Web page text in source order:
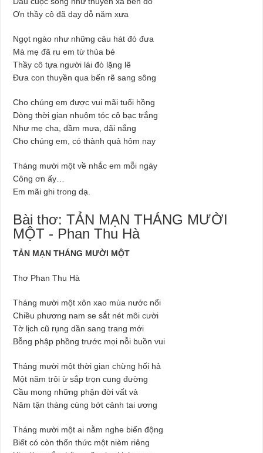
Ơn thầy cô đã dạy dỗ năm xưa
Ngọt ngào như những câu hát đò đưa
Mà mẹ đã ru em từ thủa bé
Thầy cô tựa người lái đò lặng lẽ
Đưa con thuyền qua bến rẽ sang sông
Cho chúng em được vui mãi tuổi hồng
Dòng thời gian nhuộm tóc cô bạc trắng
Như mẹ cha, dầm mưa, dãi nắng
Cho chúng em, có thành quả hôm nay
Tháng mười một về nhắc em mỗi ngày
Công ơn ấy…
Em mãi ghi trong dạ.
Bài thơ: TẢN MẠN THÁNG MƯỜI
MỘT - Phan Thu Hà
TẢN MẠN THÁNG MƯỜI MỘT
Thơ Phan Thu Hà
Tháng mười một xôn xao mùa nước nổi
Chiều phương nam se sắt nét môi cười
Tờ lịch cũ rụng dần sang trang mới
Bỗng phập phồng trước mọi nỗi buồn vui
Tháng mười một thời gian chừng hối hả
Một năm trôi ừ sắp trọn cung đường
Cầu mong những phận đời vất vả
Năm tận tháng cùng bớt cảnh tai ương
Tháng mười một ai nằm nghe biển động
Biết có còn thổn thức một nièm riêng